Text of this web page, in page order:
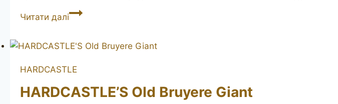
Читати даліHARDASTLE’S
unsmoked
HARDCASTLE
HARDCASTLE’S Old Bruyere Giant